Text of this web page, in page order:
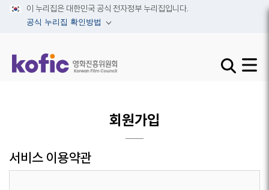
이 누리집은 대한민국 공식 전자정부 누리집입니다.
공식 누리집 확인방법
검색창 열기
사이트
회원가입
서비스 이용약관